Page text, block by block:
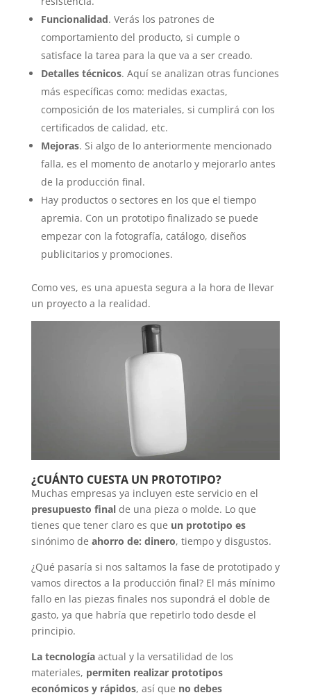
Funcionalidad. Verás los patrones de
comportamiento del producto, si cumple o
satisface la tarea para la que va a ser creado.
Detalles técnicos. Aquí se analizan otras funciones
más específicas como: medidas exactas,
composición de los materiales, si cumplirá con los
certificados de calidad, etc.
Mejoras. Si algo de lo anteriormente mencionado
falla, es el momento de anotarlo y mejorarlo antes
de la producción final.
Hay productos o sectores en los que el tiempo
apremia. Con un prototipo finalizado se puede
empezar con la fotografía, catálogo, diseños
publicitarios y promociones.
Como ves, es una apuesta segura a la hora de llevar
un proyecto a la realidad.
¿CUÁNTO CUESTA UN PROTOTIPO?
Muchas empresas ya incluyen este servicio en el
presupuesto finalde una pieza o molde. Lo que
tienes que tener claro es que un prototipo es
sinónimo de ahorro de: dinero, tiempo y disgustos.
¿Qué pasaría si nos saltamos la fase de prototipado y
vamos directos a la producción final? El más mínimo
fallo en las piezas finales nos supondrá el doble de
gasto, ya que habría que repetirlo todo desde el
principio.
La tecnologíaactual y la versatilidad de los
materiales, permiten realizar prototipos
económicos y rápidos, así que no debes